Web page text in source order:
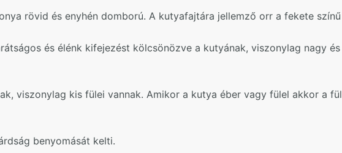
rövid és enyhén domború. A kutyafajtára jellemző orr a fekete színű
és élénk kifejezést kölcsönözve a kutyának, viszonylag nagy és
viszonylag kis fülei vannak. Amikor a kutya éber vagy fülel akkor a fül
benyomását kelti.